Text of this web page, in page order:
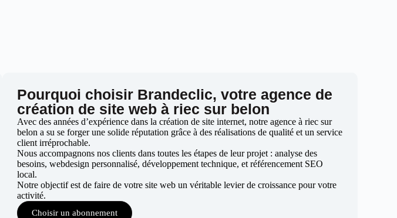
Pourquoi choisir Brandeclic, votre agence de
création de site web à riec sur belon
Avec des années d’expérience dans la création de site internet, notre agence à riec sur
belon a su se forger une solide réputation grâce à des réalisations de qualité et un service
client irréprochable.
Nous accompagnons nos clients dans toutes les étapes de leur projet : analyse des
besoins, webdesign personnalisé, développement technique, et référencement SEO
local.
Notre objectif est de faire de votre site web un véritable levier de croissance pour votre
activité.
Choisir un abonnement